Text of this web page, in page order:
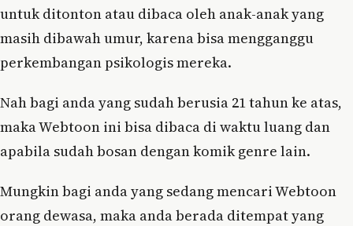
untuk ditonton atau dibaca oleh anak-anak yang
masih dibawah umur, karena bisa mengganggu
perkembangan psikologis mereka.
Nah bagi anda yang sudah berusia 21 tahun ke atas,
maka Webtoon ini bisa dibaca di waktu luang dan
apabila sudah bosan dengan komik genre lain.
Mungkin bagi anda yang sedang mencari Webtoon
orang dewasa, maka anda berada ditempat yang